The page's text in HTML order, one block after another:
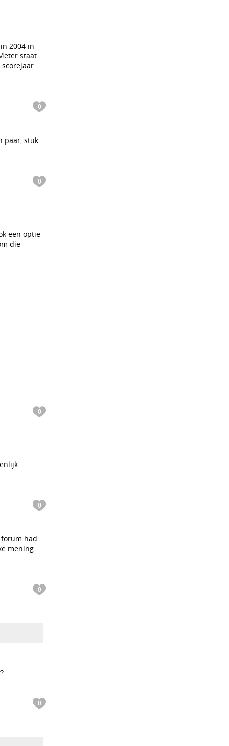
2004 in
staat
0
paar, stuk
0
een optie
die
0
0
had
mening
0
0